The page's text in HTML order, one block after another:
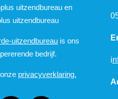
uitzendbureau en
uitzendbureau
uitzendbureauis ons
bedrijf.
privacyverklaring.
i